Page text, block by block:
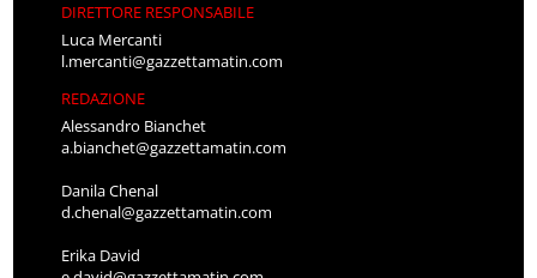
DIRETTORE RESPONSABILE
Luca Mercanti
l.mercanti@gazzettamatin.com
REDAZIONE
Alessandro Bianchet
a.bianchet@gazzettamatin.com
Danila Chenal
d.chenal@gazzettamatin.com
Erika David